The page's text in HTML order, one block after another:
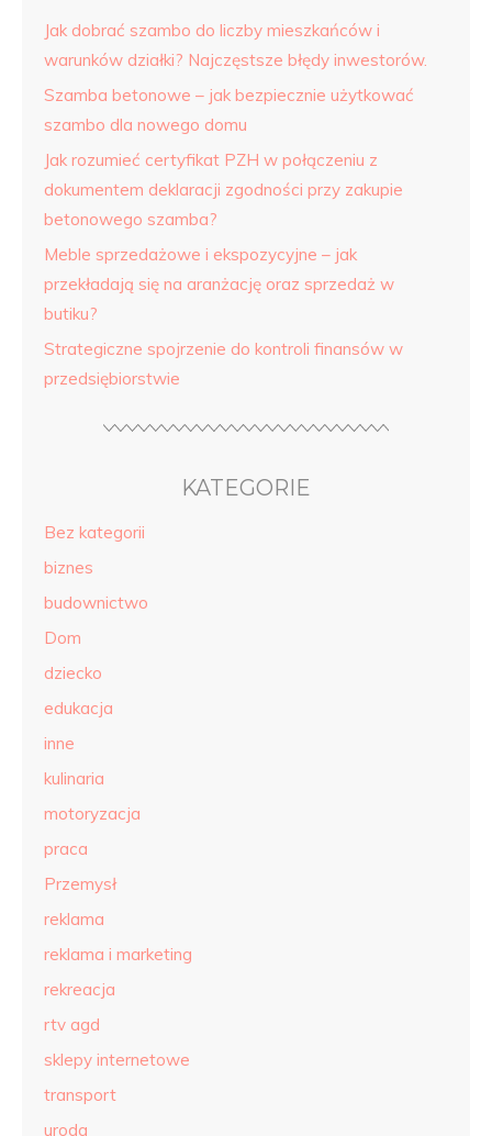
Jak dobrać szambo do liczby mieszkańców i
warunków działki? Najczęstsze błędy inwestorów.
Szamba betonowe – jak bezpiecznie użytkować
szambo dla nowego domu
Jak rozumieć certyfikat PZH w połączeniu z
dokumentem deklaracji zgodności przy zakupie
betonowego szamba?
Meble sprzedażowe i ekspozycyjne – jak
przekładają się na aranżację oraz sprzedaż w
butiku?
Strategiczne spojrzenie do kontroli finansów w
przedsiębiorstwie
KATEGORIE
Bez kategorii
biznes
budownictwo
Dom
dziecko
edukacja
inne
kulinaria
motoryzacja
praca
Przemysł
reklama
reklama i marketing
rekreacja
rtv agd
sklepy internetowe
transport
uroda